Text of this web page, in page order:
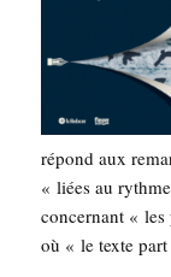
répond aux
« liées au
concer­nant «
où « le texte